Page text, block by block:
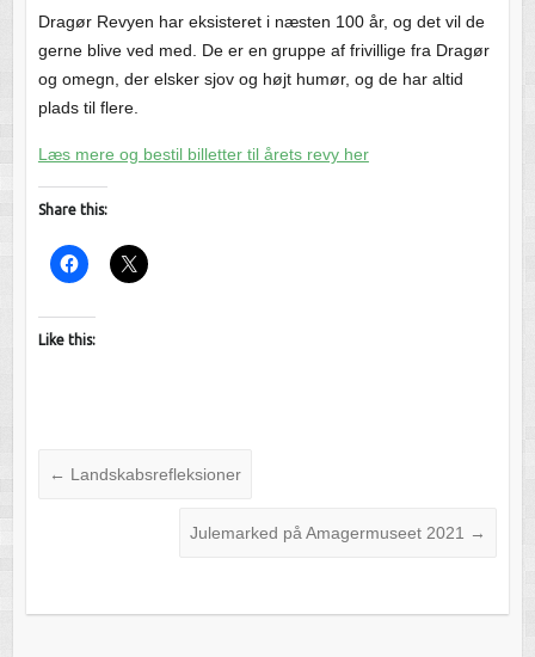
Dragør Revyen har eksisteret i næsten 100 år, og det vil de
gerne blive ved med. De er en gruppe af frivillige fra Dragør
og omegn, der elsker sjov og højt humør, og de har altid
plads til flere.
Læs mere og bestil billetter til årets revy her
Share this:
Like this:
← Landskabsrefleksioner
Julemarked på Amagermuseet 2021 →